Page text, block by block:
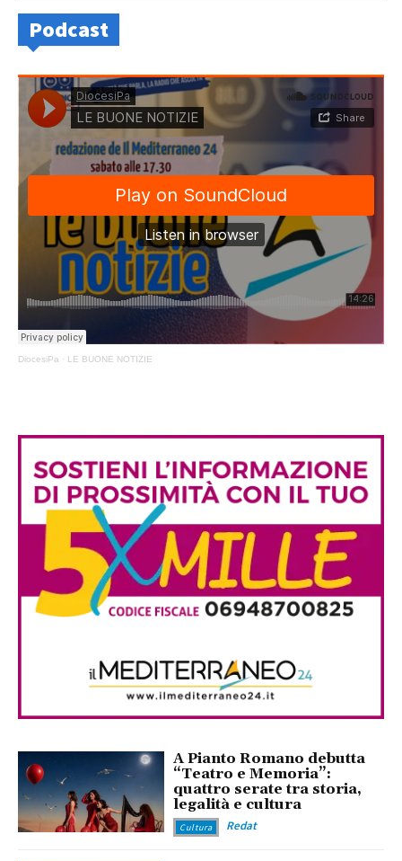
Podcast
DiocesiPa · LE BUONE NOTIZIE
A Pianto Romano debutta
“Teatro e Memoria”:
quattro serate tra storia,
legalità e cultura
Cultura Redat